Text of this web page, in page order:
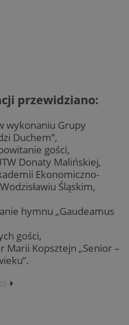
przewidziano:
wykonaniu Grupy
Duchem”,
gości,
Donaty Malińskiej,
Ekonomiczno-
Śląskim,
hymnu „Gaudeamus
gości,
Marii Kopsztejn „Senior –
⏵︎